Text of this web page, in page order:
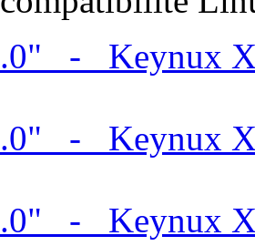
- Keynux
- Keynux
- Keynux